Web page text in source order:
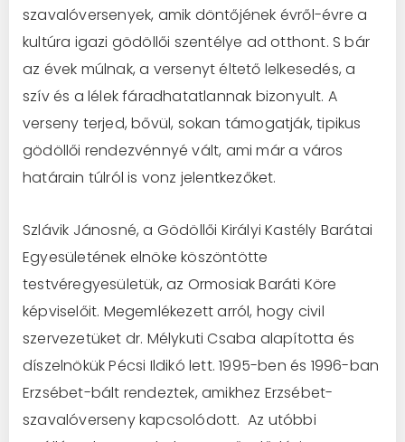
szavalóversenyek, amik döntőjének évről-évre a
kultúra igazi gödöllői szentélye ad otthont. S bár
az évek múlnak, a versenyt éltető lelkesedés, a
szív és a lélek fáradhatatlannak bizonyult. A
verseny terjed, bővül, sokan támogatják, tipikus
gödöllői rendezvénnyé vált, ami már a város
határain túlról is vonz jelentkezőket.
Szlávik Jánosné, a Gödöllői Királyi Kastély Barátai
Egyesületének elnöke köszöntötte
testvéregyesületük, az Ormosiak Baráti Köre
képviselőit. Megemlékezett arról, hogy civil
szervezetüket dr. Mélykuti Csaba alapította és
díszelnökük Pécsi Ildikó lett. 1995-ben és 1996-ban
Erzsébet-bált rendeztek, amikhez Erzsébet-
szavalóverseny kapcsolódott. Az utóbbi